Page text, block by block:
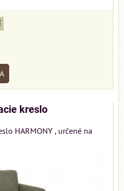
kreslo
HARMONY , určené na